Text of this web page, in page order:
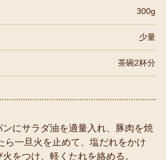
300g
少量
茶碗2杯分
にサラダ油を適量入れ、豚肉を焼
ら一旦火を止めて、塩だれをかけ
をつけ、軽くたれを絡める。